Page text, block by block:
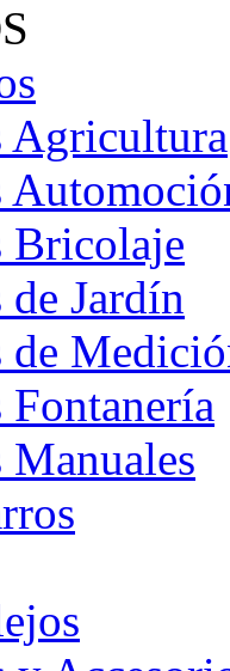
Agricultura
Bricolaje
Jardín
de
Fontanería
Manuales